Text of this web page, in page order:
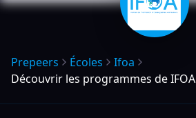
Prepeers Écoles
Ifoa
Découvrir les programmes de IFOA